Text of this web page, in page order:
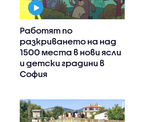
Работят по
разкриването на над
1500 места в нови ясли
и детски градини в
София